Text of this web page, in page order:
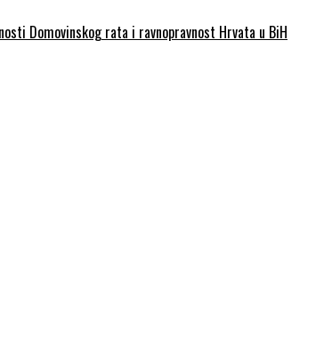
Domovinskog rata i ravnopravnost Hrvata u BiH